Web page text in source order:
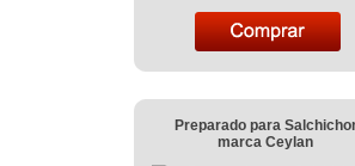
Preparado para
marca Ceylan